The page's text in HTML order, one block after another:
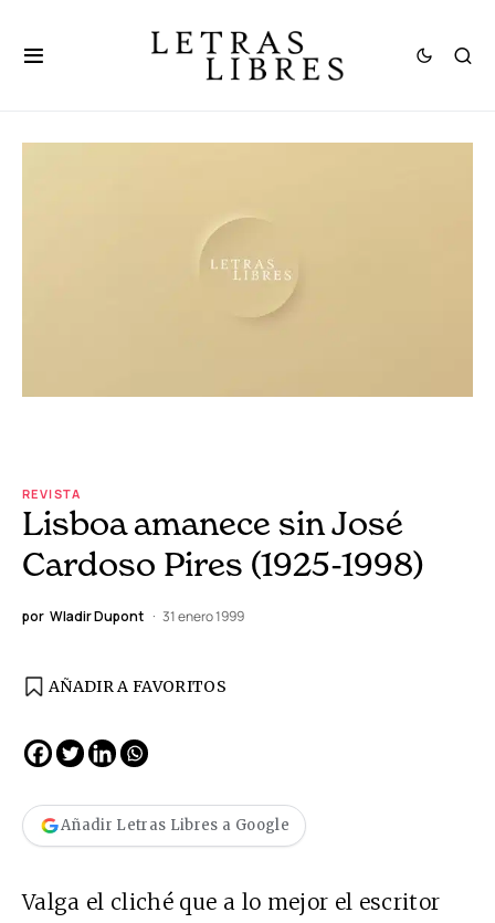
REVISTA
Lisboa amanece sin José
Cardoso Pires (1925-1998)
por Wladir Dupont 31 enero 1999
AÑADIR A FAVORITOS
Añadir Letras Libres a Google
Valga el cliché que a lo mejor el escritor